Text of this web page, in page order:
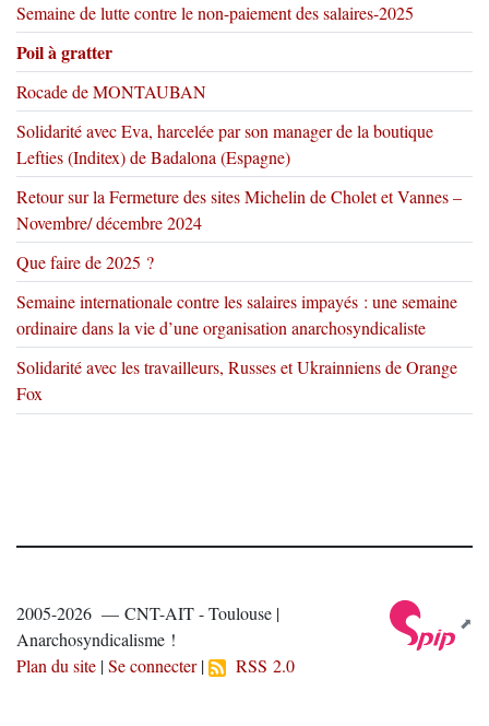
Semaine de lutte contre le non-paiement des salaires-2025
Poil à gratter
Rocade de MONTAUBAN
Solidarité avec Eva, harcelée par son manager de la boutique
Lefties (Inditex) de Badalona (Espagne)
Retour sur la Fermeture des sites Michelin de Cholet et Vannes –
Novembre/ décembre 2024
Que faire de 2025 ?
Semaine internationale contre les salaires impayés : une semaine
ordinaire dans la vie d’une organisation anarchosyndicaliste
Solidarité avec les travailleurs, Russes et Ukrainniens de Orange
Fox
2005-2026 — CNT-AIT - Toulouse |
Anarchosyndicalisme !
Plan du site |Se connecter| RSS 2.0